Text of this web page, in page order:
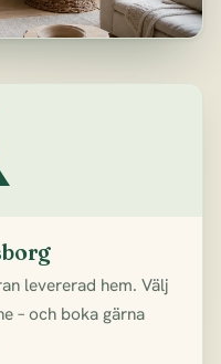
levererad hem. Välj
– och boka gärna